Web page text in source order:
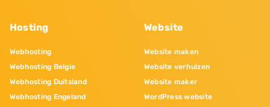
Hosting
Webhosting
Webhosting Belgie
Webhosting Duitsland
Webhosting Engeland
Website
Website maken
Website verhuizen
Website maker
WordPress website